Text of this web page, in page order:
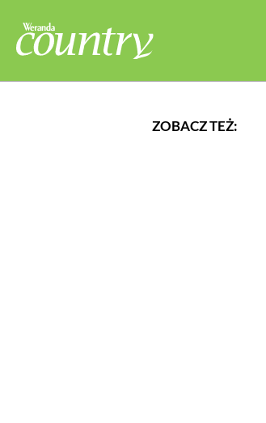
ZOBACZ TEŻ: